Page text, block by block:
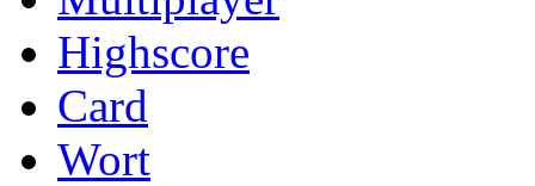
Highscore
Card
Wort